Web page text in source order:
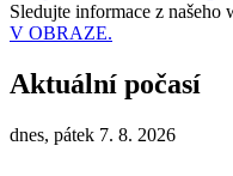
Sledujte informace z našeho
V OBRAZE.
Aktuální počasí
dnes, pátek 7. 8. 2026